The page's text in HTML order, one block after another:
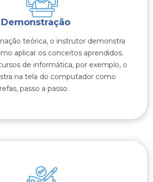
Demonstração
teórica, o instrutor demonstra
aplicar os conceitos aprendidos.
de informática, por exemplo, o
na tela do computador como
passo a passo.